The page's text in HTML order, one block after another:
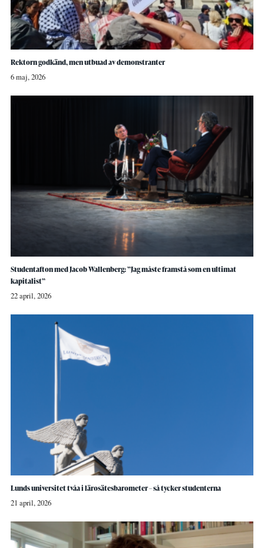
Rektorn godkänd, men utbuad av demonstranter
6 maj, 2026
Studentafton med Jacob Wallenberg: ”Jag måste framstå som en ultimat
kapitalist”
22 april, 2026
Lunds universitet tvåa i lärosätesbarometer – så tycker studenterna
21 april, 2026